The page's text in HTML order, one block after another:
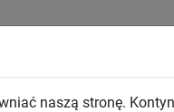
naszą stronę.
SIATKI